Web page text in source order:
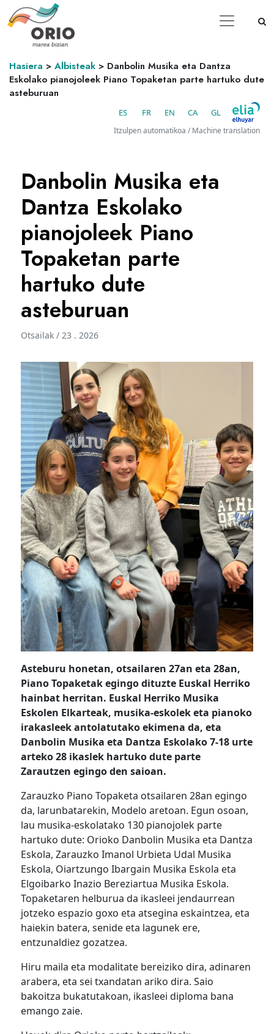
Hasiera > Albisteak > Danbolin Musika eta Dantza
Eskolako pianojoleek Piano Topaketan parte hartuko dute
asteburuan
ES FR EN CA GL
Itzulpen automatikoa / Machine translation
Danbolin Musika eta
Dantza Eskolako
pianojoleek Piano
Topaketan parte
hartuko dute
asteburuan
Otsailak / 23 . 2026
Asteburu honetan, otsailaren 27an eta 28an,
Piano Topaketak egingo dituzte Euskal Herriko
hainbat herritan. Euskal Herriko Musika
Eskolen Elkarteak, musika-eskolek eta pianoko
irakasleek antolatutako ekimena da, eta
Danbolin Musika eta Dantza Eskolako 7-18 urte
arteko 28 ikaslek hartuko dute parte
Zarautzen egingo den saioan.
Zarauzko Piano Topaketa otsailaren 28an egingo
da, larunbatarekin, Modelo aretoan. Egun osoan,
lau musika-eskolatako 130 pianojolek parte
hartuko dute: Orioko Danbolin Musika eta Dantza
Eskola, Zarauzko Imanol Urbieta Udal Musika
Eskola, Oiartzungo Ibargain Musika Eskola eta
Elgoibarko Inazio Bereziartua Musika Eskola.
Topaketaren helburua da ikasleei jendaurrean
jotzeko espazio goxo eta atsegina eskaintzea, eta
haiekin batera, senide eta lagunek ere,
entzunaldiez gozatzea.
Hiru maila eta modalitate bereiziko dira, adinaren
arabera, eta sei txandatan ariko dira. Saio
bakoitza bukatutakoan, ikasleei diploma bana
emango zaie.